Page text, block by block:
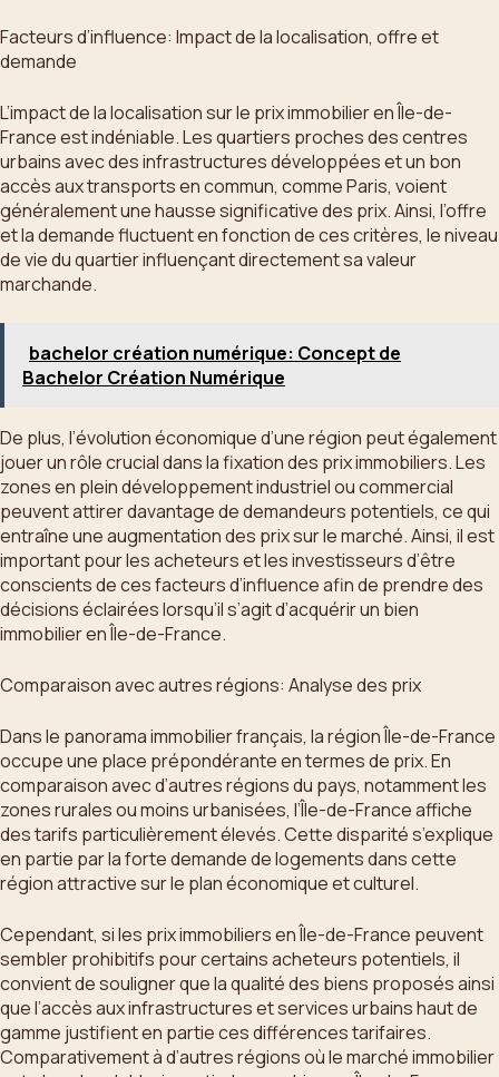
Facteurs d’influence: Impact de la localisation, offre et
demande
L’impact de la localisation sur le prix immobilier en Île-de-
France est indéniable. Les quartiers proches des centres
urbains avec des infrastructures développées et un bon
accès aux transports en commun, comme Paris, voient
généralement une hausse significative des prix. Ainsi, l’offre
et la demande fluctuent en fonction de ces critères, le niveau
de vie du quartier influençant directement sa valeur
marchande.
bachelor création numérique: Concept de
Bachelor Création Numérique
De plus, l’évolution économique d’une région peut également
jouer un rôle crucial dans la fixation des prix immobiliers. Les
zones en plein développement industriel ou commercial
peuvent attirer davantage de demandeurs potentiels, ce qui
entraîne une augmentation des prix sur le marché. Ainsi, il est
important pour les acheteurs et les investisseurs d’être
conscients de ces facteurs d’influence afin de prendre des
décisions éclairées lorsqu’il s’agit d’acquérir un bien
immobilier en Île-de-France.
Comparaison avec autres régions: Analyse des prix
Dans le panorama immobilier français, la région Île-de-France
occupe une place prépondérante en termes de prix. En
comparaison avec d’autres régions du pays, notamment les
zones rurales ou moins urbanisées, l’Île-de-France affiche
des tarifs particulièrement élevés. Cette disparité s’explique
en partie par la forte demande de logements dans cette
région attractive sur le plan économique et culturel.
Cependant, si les prix immobiliers en Île-de-France peuvent
sembler prohibitifs pour certains acheteurs potentiels, il
convient de souligner que la qualité des biens proposés ainsi
que l’accès aux infrastructures et services urbains haut de
gamme justifient en partie ces différences tarifaires.
Comparativement à d’autres régions où le marché immobilier